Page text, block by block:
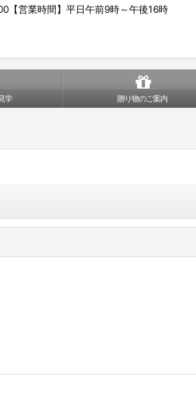
営業時間】平日午前9時～午後16時
学 贈り物のご案内